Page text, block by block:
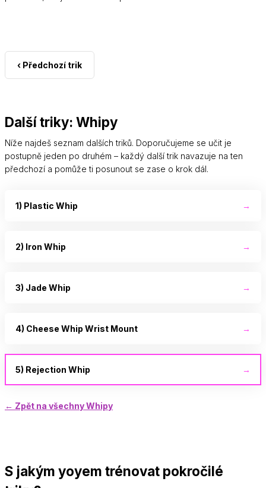
‹ Předchozí trik
Další triky: Whipy
Níže najdeš seznam dalších triků. Doporučujeme se učit je
postupně jeden po druhém – každý další trik navazuje na ten
předchozí a pomůže ti posunout se zase o krok dál.
1) Plastic Whip →
2) Iron Whip →
3) Jade Whip →
4) Cheese Whip Wrist Mount →
5) Rejection Whip →
← Zpět na všechny Whipy
S jakým yoyem trénovat pokročilé